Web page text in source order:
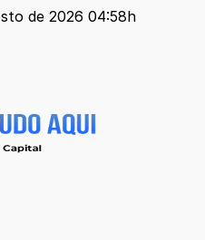
de 2026 04:58h